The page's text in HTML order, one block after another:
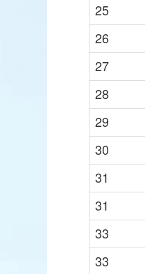
25
26
27
28
29
30
31
31
33
33